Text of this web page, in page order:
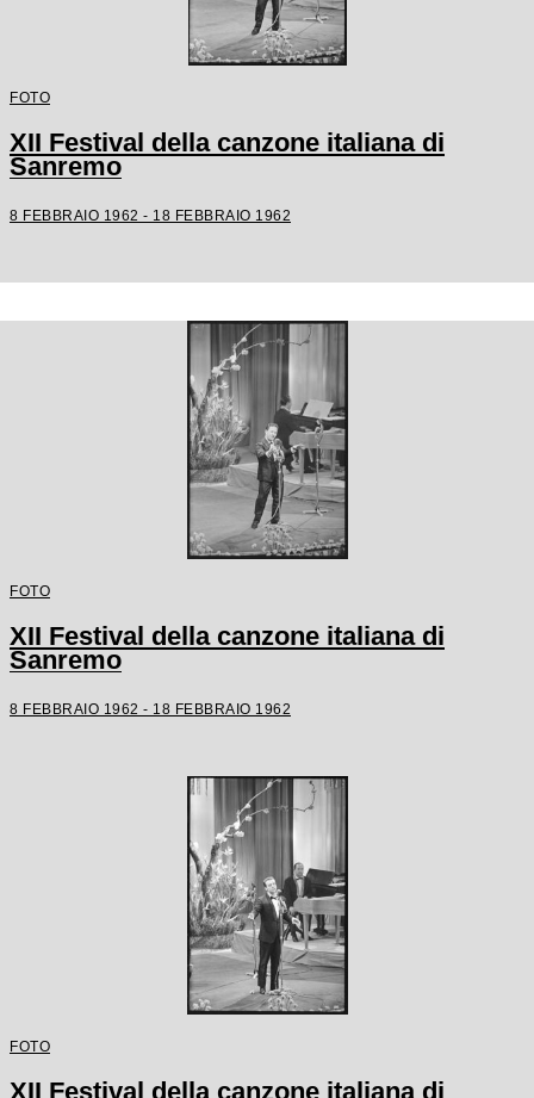
FOTO
XII Festival della canzone italiana di
Sanremo
8 FEBBRAIO 1962 - 18 FEBBRAIO 1962
FOTO
XII Festival della canzone italiana di
Sanremo
8 FEBBRAIO 1962 - 18 FEBBRAIO 1962
FOTO
XII Festival della canzone italiana di